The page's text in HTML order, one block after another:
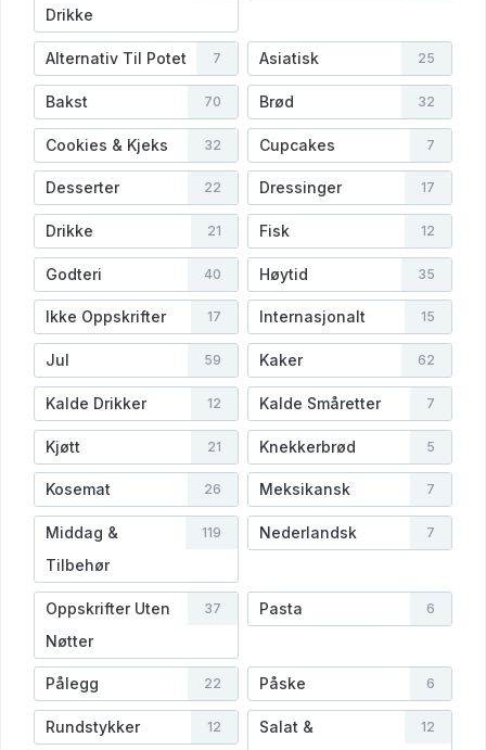
Drikke
Alternativ Til Potet 7 Asiatisk 25
Bakst 70 Brød 32
Cookies & Kjeks 32 Cupcakes 7
Desserter 22 Dressinger 17
Drikke 21 Fisk 12
Godteri 40 Høytid 35
Ikke Oppskrifter 17 Internasjonalt 15
Jul 59 Kaker 62
Kalde Drikker 12 Kalde Småretter 7
Kjøtt 21 Knekkerbrød 5
Kosemat 26 Meksikansk 7
Middag &
Tilbehør
119 Nederlandsk 7
Oppskrifter Uten
Nøtter
37 Pasta 6
Pålegg 22 Påske 6
Rundstykker 12 Salat & 12